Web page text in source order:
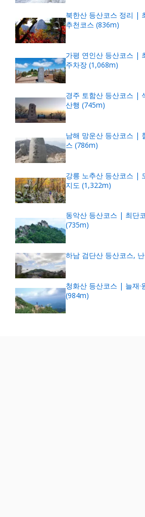
북한산 등산코스 정리 |
추천코스 (836m)
가평 연인산 등산코스 |
주차장 (1,068m)
경주 토함산 등산코스 |
산행 (745m)
남해 망운산 등산코스 |
스 (786m)
강릉 노추산 등산코스 |
지도 (1,322m)
동악산 등산코스 | 최단
(735m)
하남 검단산 등산코스,
청화산 등산코스 | 늘재·
(984m)